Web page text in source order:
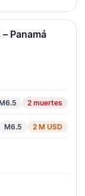
Panamá
2 muertes
M6.5 2 M USD